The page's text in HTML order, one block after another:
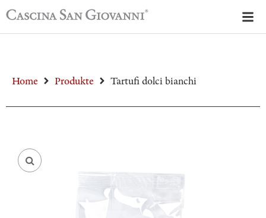
Home Produkte Tartufi dolci bianchi